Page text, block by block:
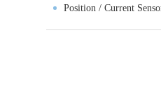
Position / Current